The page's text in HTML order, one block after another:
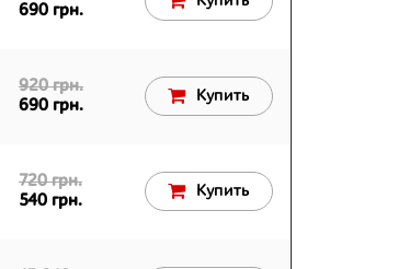
690 грн.
920 грн.
690 грн.
Купить
720 грн.
540 грн.
Купить